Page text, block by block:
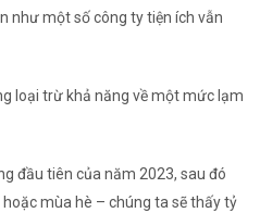
như một số công ty tiện ích vẫn
loại trừ khả năng về một mức lạm
đầu tiên của năm 2023, sau đó
mùa hè – chúng ta sẽ thấy tỷ